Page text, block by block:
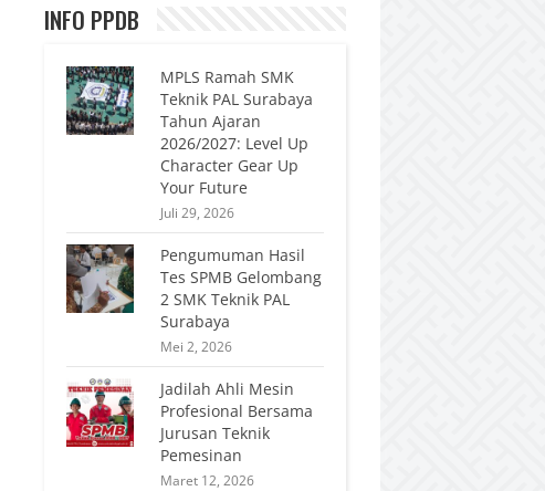
INFO PPDB
MPLS Ramah SMK
Teknik PAL Surabaya
Tahun Ajaran
2026/2027: Level Up
Character Gear Up
Your Future
Juli 29, 2026
Pengumuman Hasil
Tes SPMB Gelombang
2 SMK Teknik PAL
Surabaya
Mei 2, 2026
Jadilah Ahli Mesin
Profesional Bersama
Jurusan Teknik
Pemesinan
Maret 12, 2026